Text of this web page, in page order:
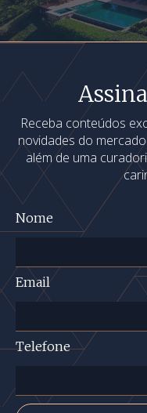
Receba conteúdos
novidades do
além de uma
Nome
Email
Telefone